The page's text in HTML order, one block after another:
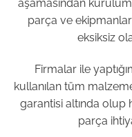
aşamasından
parça ve
eksiksiz
Firmalar ile
kullanılan tüm
garantisi altında
parça